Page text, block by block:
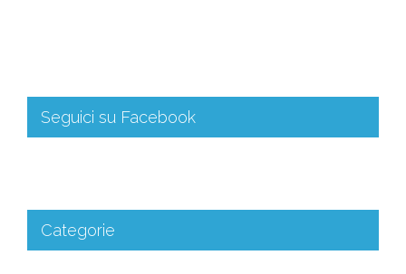
Seguici su Facebook
Categorie